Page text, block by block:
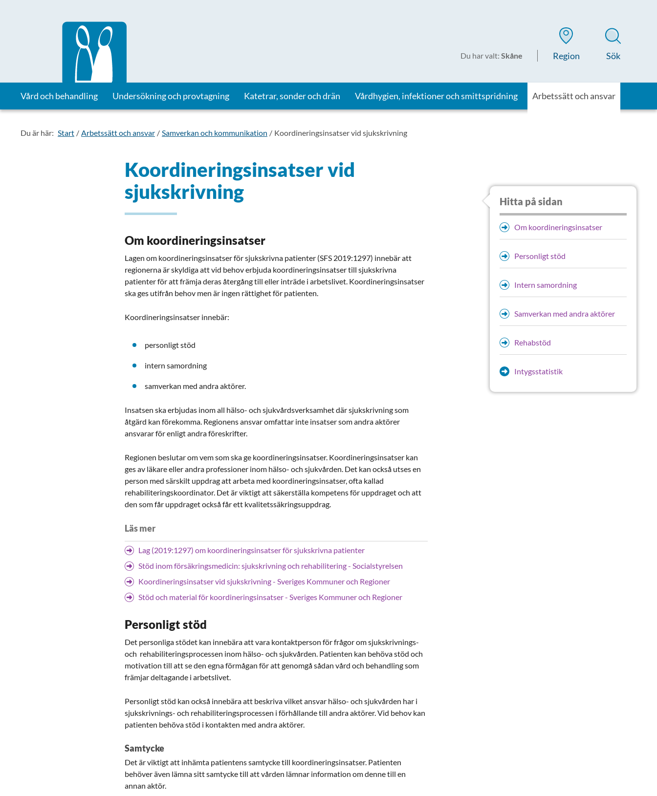
Till startsidan för Vårdhandboken
Du har valt: Skåne Region Sök
Vård och behandling Undersökning och provtagning Katetrar, sonder och drän Vårdhygien, infektioner och smittspridning Arbetssätt och ansvar
Du är här: Start Arbetssätt och ansvar Samverkan och kommunikation Koordineringsinsatser vid sjukskrivning
Koordineringsinsatser vid
sjukskrivning
Om koordineringsinsatser
Lagen om koordineringsinsatser för sjukskrivna patienter (SFS 2019:1297) innebär att
regionerna är skyldiga att vid behov erbjuda koordineringsinsatser till sjukskrivna
patienter för att främja deras återgång till eller inträde i arbetslivet. Koordineringsinsatser
ska ges utifrån behov men är ingen rättighet för patienten.
Koordineringsinsatser innebär:
personligt stöd
intern samordning
samverkan med andra aktörer.
Insatsen ska erbjudas inom all hälso- och sjukvårdsverksamhet där sjukskrivning som
åtgärd kan förekomma. Regionens ansvar omfattar inte insatser som andra aktörer
ansvarar för enligt andra föreskrifter.
Regionen beslutar om vem som ska ge koordineringsinsatser. Koordineringsinsatser kan
ges av läkare eller andra professioner inom hälso- och sjukvården. Det kan också utses en
person med särskilt uppdrag att arbeta med koordineringsinsatser, ofta kallad
rehabiliteringskoordinator. Det är viktigt att säkerställa kompetens för uppdraget och att
den som får uppdraget också får ett kvalitetssäkringsuppdrag.
Läs mer
Lag (2019:1297) om koordineringsinsatser för sjukskrivna patienter
Stöd inom försäkringsmedicin: sjukskrivning och rehabilitering - Socialstyrelsen
Koordineringsinsatser vid sjukskrivning - Sveriges Kommuner och Regioner
Stöd och material för koordineringsinsatser - Sveriges Kommuner och Regioner
Personligt stöd
Det personliga stödet kan innebära att vara kontaktperson för frågor om sjukskrivnings-
och rehabiliteringsprocessen inom hälso- och sjukvården. Patienten kan behöva stöd och
motivation till att se den egna förmågan för att genomgå sådan vård och behandling som
främjar deltagande i arbetslivet.
Personligt stöd kan också innebära att beskriva vilket ansvar hälso- och sjukvården har i
sjukskrivnings- och rehabiliteringsprocessen i förhållande till andra aktörer. Vid behov kan
patienten behöva stöd i kontakten med andra aktörer.
Samtycke
Det är viktigt att inhämta patientens samtycke till koordineringsinsatser. Patienten
behöver även lämna sitt samtycke till att vården lämnar information om denne till en
annan aktör.
Hitta på sidan
Om koordineringsinsatser
Personligt stöd
Intern samordning
Samverkan med andra aktörer
Rehabstöd
Intygsstatistik